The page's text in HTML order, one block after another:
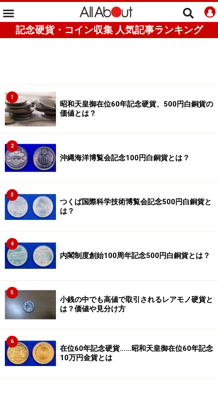
記念硬貨・コイン収集 人気記事ランキング
1
昭和天皇御在位60年記念硬貨、500円白銅貨の
価値とは？
2
沖縄海洋博覧会記念100円白銅貨とは？
3
つくば国際科学技術博覧会記念500円白銅貨と
は？
4
内閣制度創始100周年記念500円白銅貨とは？
5
小銭の中でも高値で取引されるレアモノ硬貨と
は？価値や見分け方
6
在位60年記念硬貨……昭和天皇御在位60年記念
10万円金貨とは